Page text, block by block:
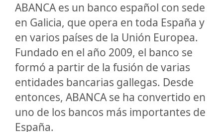
ABANCA es un banco español con sede
en Galicia, que opera en toda España y
en varios países de la Unión Europea.
Fundado en el año 2009, el banco se
formó a partir de la fusión de varias
entidades bancarias gallegas. Desde
entonces, ABANCA se ha convertido en
uno de los bancos más importantes de
España.